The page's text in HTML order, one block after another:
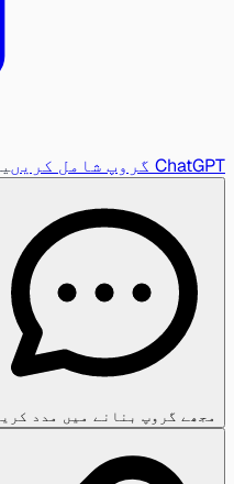
ChatGPT گروپ شامل کریں یا
مجھے گروپ بنانے میں مدد کریں